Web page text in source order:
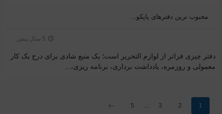
محبوب ترین دفترهای پاپکو...
5 سال پیش
دفتر چیزی فراتر از لوازم التحریر است؛ یک منبع شادی برای درج یک کار
معمولی و روزمره، یادداشت برداری، برنامه ریزی،...
1
2
3
…
5 بعدی